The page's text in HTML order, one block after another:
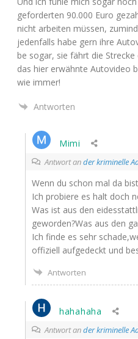
gefor­der­ten 90.000 Euro
nicht arbei­ten müs­sen,
jeden­falls habe gern ihre
be sogar, sie fährt die
das hier erwähn­te Auto­vi­deo
wie immer!
Antworten
Mimi
Antwort ander kriminelle
Wenn du schon mal da
Ich pro­bie­re es halt doch
Was ist aus den
geworden?Was aus den
Ich fin­de es sehr
offi­zi­ell auf­ge­deckt und
Antworten
hahahaha
Antwort ander kriminelle